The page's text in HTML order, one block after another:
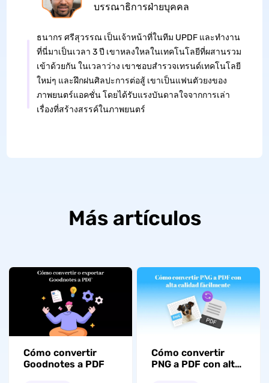
บรรณาธิการฝ่ายบุคคล
ธนากร ศรีสุวรรณ เป็นเจ้าหน้าที่ในทีม UPDF และทำงาน
ที่นี่มาเป็นเวลา 3 ปี เขาหลงใหลในเทคโนโลยีที่ผสานรวม
เข้าด้วยกัน ในเวลาว่าง เขาชอบสำรวจเทรนด์เทคโนโลยี
ใหม่ๆ และฝึกฝนศิลปะการต่อสู้ เขาเป็นแฟนตัวยงของ
ภาพยนตร์แอคชั่น โดยได้รับแรงบันดาลใจจากการเล่า
เรื่องที่สร้างสรรค์ในภาพยนตร์
Más artículos
Cómo convertir
Goodnotes a PDF
Cómo convertir
PNG a PDF con alta